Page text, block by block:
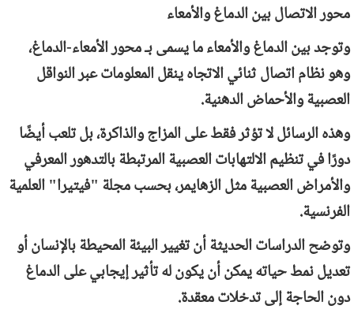
محور الاتصال بين الدماغ والأمعاء
وتوجد بين الدماغ والأمعاء ما يسمى بـ محور الأمعاء-الدماغ،
وهو نظام اتصال ثنائي الاتجاه ينقل المعلومات عبر النواقل
العصبية والأحماض الدهنية.
وهذه الرسائل لا تؤثر فقط على المزاج والذاكرة، بل تلعب أيضًا
دورًا في تنظيم الالتهابات العصبية المرتبطة بالتدهور المعرفي
والأمراض العصبية مثل الزهايمر، بحسب مجلة "فيتيرا" العلمية
الفرنسية.
وتوضح الدراسات الحديثة أن تغيير البيئة المحيطة بالإنسان أو
تعديل نمط حياته يمكن أن يكون له تأثير إيجابي على الدماغ
دون الحاجة إلى تدخلات معقدة.